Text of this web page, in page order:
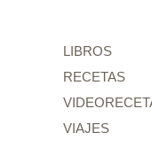
LIBROS
RECETAS
VIAJES